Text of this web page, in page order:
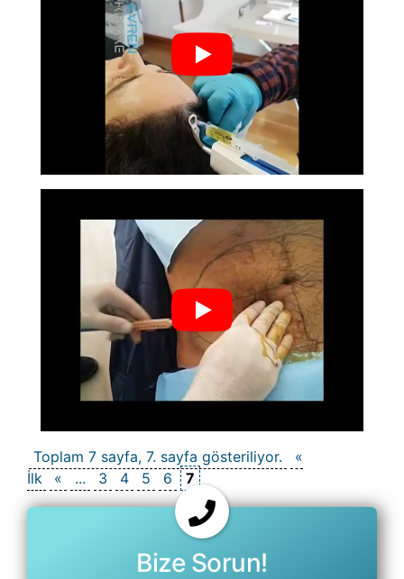
Toplam 7 sayfa, 7. sayfa gösteriliyor.
«
İlk
« ... 3 4 5 6 7
Bize Sorun!